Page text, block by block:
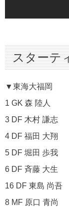
スターテ
▼東海大福岡
1 GK 森 陸人
3 DF 木村 謙志
4 DF 福田 大翔
5 DF 堀田 歩我
6 DF 斉藤 大生
16 DF 東島 尚吾
8 MF 原口 青尚